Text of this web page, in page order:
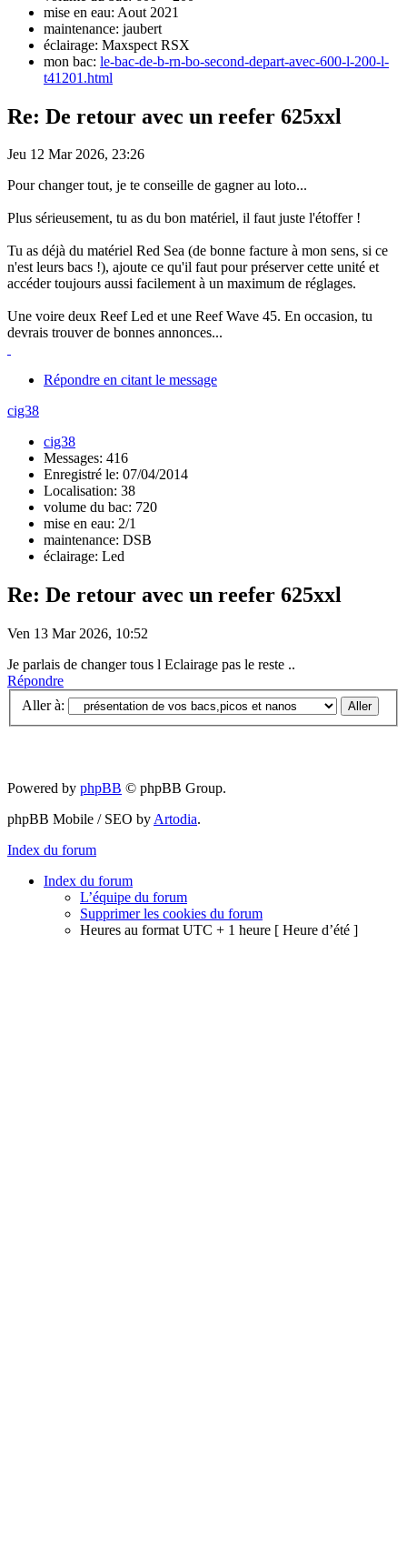
mise en eau: Aout 2021
maintenance: jaubert
éclairage: Maxspect RSX
mon bac: le-bac-de-b-rn-bo-second-depart-avec-600-l-200-l-
t41201.html
Re: De retour avec un reefer 625xxl
Jeu 12 Mar 2026, 23:26
Pour changer tout, je te conseille de gagner au loto...
Plus sérieusement, tu as du bon matériel, il faut juste l'étoffer !
Tu as déjà du matériel Red Sea (de bonne facture à mon sens, si ce
n'est leurs bacs !), ajoute ce qu'il faut pour préserver cette unité et
accéder toujours aussi facilement à un maximum de réglages.
Une voire deux Reef Led et une Reef Wave 45. En occasion, tu
devrais trouver de bonnes annonces...
Répondre en citant le message
cig38
cig38
Messages: 416
Enregistré le: 07/04/2014
Localisation: 38
volume du bac: 720
mise en eau: 2/1
maintenance: DSB
éclairage: Led
Re: De retour avec un reefer 625xxl
Ven 13 Mar 2026, 10:52
Je parlais de changer tous l Eclairage pas le reste ..
Répondre
Aller à:
Powered by phpBB © phpBB Group.
phpBB Mobile / SEO by Artodia.
Index du forum
Index du forum
L’équipe du forum
Supprimer les cookies du forum
Heures au format UTC + 1 heure [ Heure d’été ]